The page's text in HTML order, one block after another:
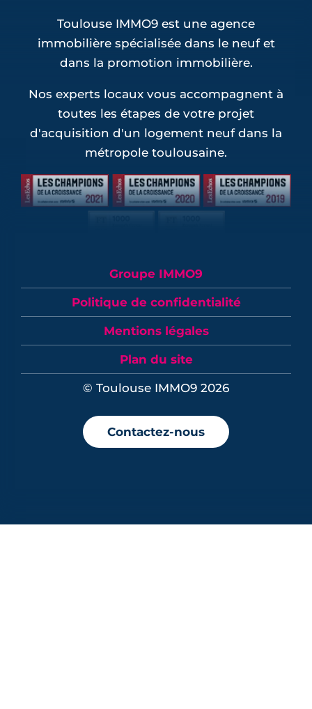
Toulouse IMMO9 est une agence
immobilière spécialisée dans le neuf et
dans la promotion immobilière.
Nos experts locaux vous accompagnent à
toutes les étapes de votre projet
d'acquisition d'un logement neuf dans la
métropole toulousaine.
Groupe IMMO9
Politique de confidentialité
Mentions légales
Plan du site
© Toulouse IMMO9 2026
Contactez-nous